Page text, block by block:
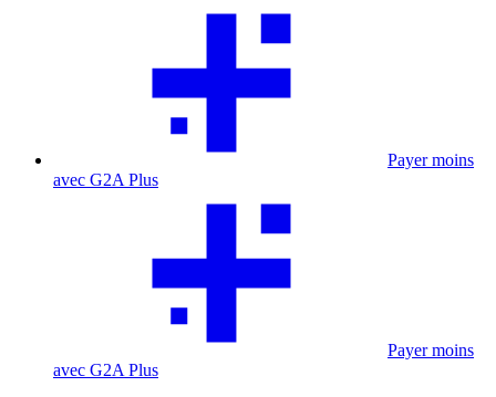
Payer moins
avec G2A Plus
Payer moins
avec G2A Plus